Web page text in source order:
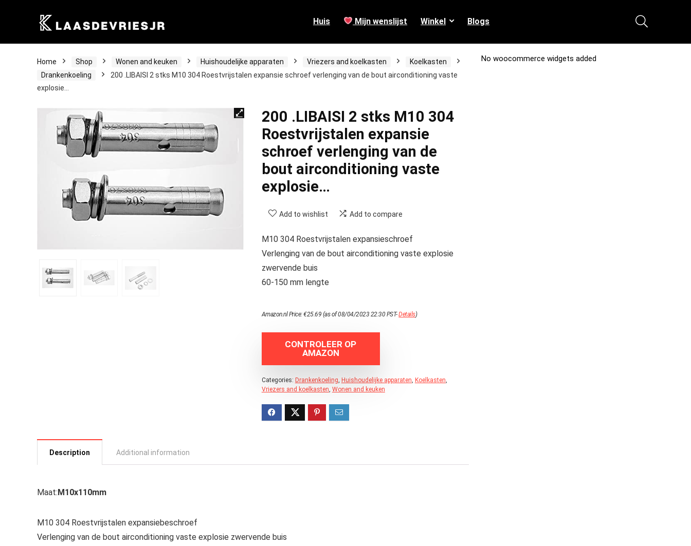
Huis Mijn wenslijst Winkel Blogs
Home Shop Wonen and keuken Huishoudelijke apparaten Vriezers and koelkasten
Koelkasten
Drankenkoeling
200 .LIBAISI 2 stks M10 304 Roestvrijstalen expansie schroef verlenging van de bout airconditioning vaste
explosie…
200 .LIBAISI 2 stks M10 304
Roestvrijstalen expansie
schroef verlenging van de
bout airconditioning vaste
explosie…
Add to wishlist Add to compare
M10 304 Roestvrijstalen expansieschroef
Verlenging van de bout airconditioning vaste explosie
zwervende buis
60-150 mm lengte
Amazon.nl Price:€25.69 (as of 08/04/2023 22:30 PST-Details)
CONTROLEER OP
AMAZON
Categories: Drankenkoeling, Huishoudelijke apparaten, Koelkasten,
Vriezers and koelkasten, Wonen and keuken
Description Additional information
Maat:M10x110mm
M10 304 Roestvrijstalen expansiebeschroef
Verlenging van de bout airconditioning vaste explosie zwervende buis
No woocommerce widgets added